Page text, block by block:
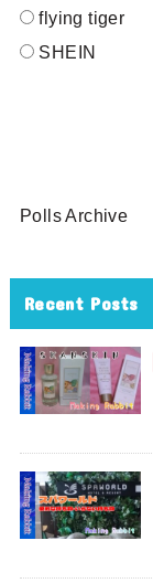
flying tiger
SHEIN
Polls Archive
Recent Posts